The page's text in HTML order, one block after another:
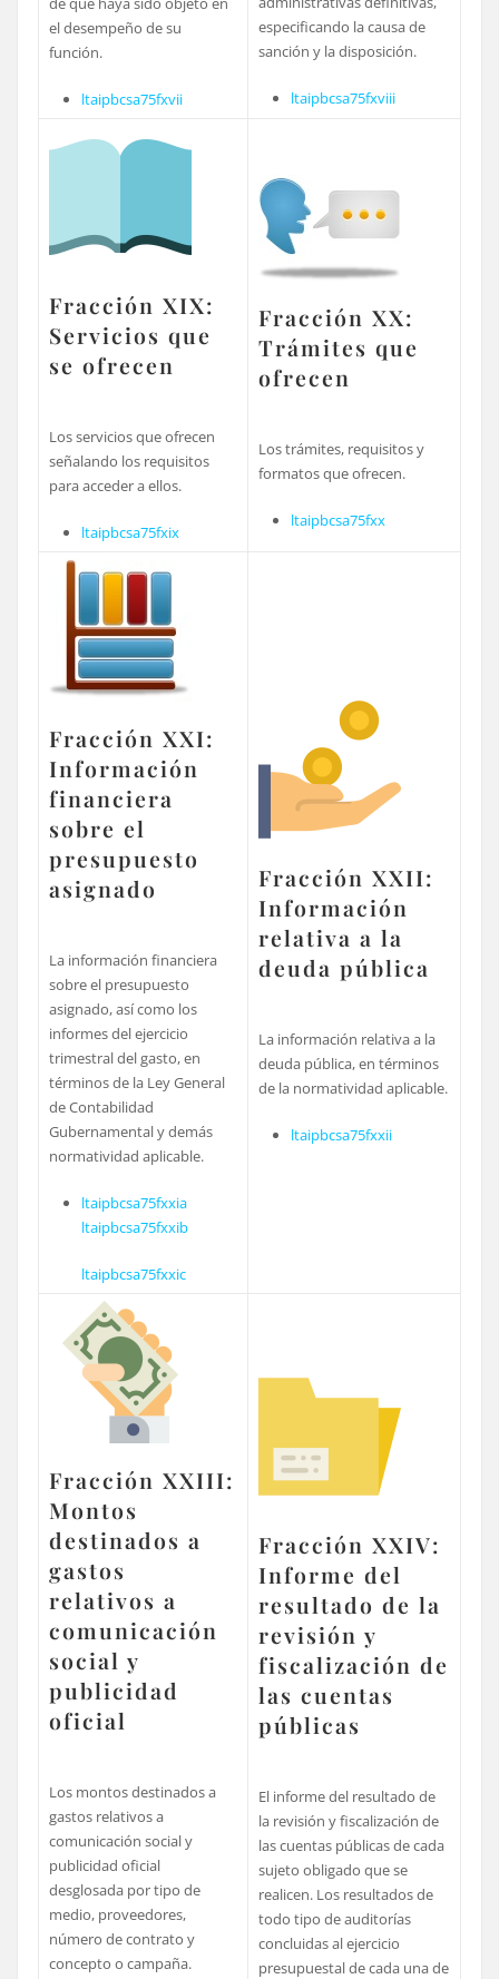
el desempeño de su
función.
ltaipbcsa75fxvii
especificando la causa de
sanción y la disposición.
ltaipbcsa75fxviii
Fracción XIX:
Servicios que
se ofrecen
Los servicios que ofrecen
señalando los requisitos
para acceder a ellos.
ltaipbcsa75fxix
Fracción XX:
Trámites que
ofrecen
Los trámites, requisitos y
formatos que ofrecen.
ltaipbcsa75fxx
Fracción XXI:
Información
financiera
sobre el
presupuesto
asignado
La información financiera
sobre el presupuesto
asignado, así como los
informes del ejercicio
trimestral del gasto, en
términos de la Ley General
de Contabilidad
Gubernamental y demás
normatividad aplicable.
ltaipbcsa75fxxia
ltaipbcsa75fxxib
ltaipbcsa75fxxic
Fracción XXII:
Información
relativa a la
deuda pública
La información relativa a la
deuda pública, en términos
de la normatividad aplicable.
ltaipbcsa75fxxii
Fracción XXIII:
Montos
destinados a
gastos
relativos a
comunicación
social y
publicidad
oficial
Los montos destinados a
gastos relativos a
comunicación social y
publicidad oficial
desglosada por tipo de
medio, proveedores,
número de contrato y
concepto o campaña.
Fracción XXIV:
Informe del
resultado de la
revisión y
fiscalización de
las cuentas
públicas
El informe del resultado de
la revisión y fiscalización de
las cuentas públicas de cada
sujeto obligado que se
realicen. Los resultados de
todo tipo de auditorías
concluidas al ejercicio
presupuestal de cada una de